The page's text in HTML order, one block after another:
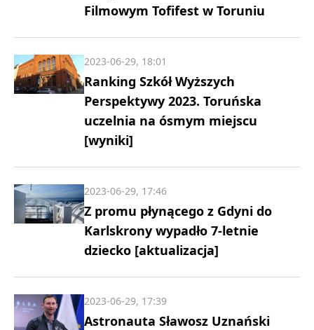
Filmowym Tofifest w Toruniu
Ranking Szkół Wyższych
Perspektywy 2023. Toruńska
uczelnia na ósmym miejscu
[wyniki]
2023-06-29, 18:01
Z promu płynącego z Gdyni do
Karlskrony wypadło 7-letnie
dziecko [aktualizacja]
2023-06-29, 17:46
Astronauta Sławosz Uznański
2023-06-29, 17:39